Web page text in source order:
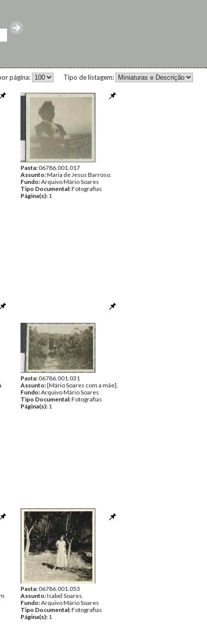
Tipo de listagem:
página:
Pasta:06786.001.017
Assunto:Maria de Jesus Barroso.
Fundo:Arquivo Mário Soares
Tipo Documental:Fotografias
Página(s): 1
Pasta:06786.001.031
Assunto:[Mário Soares com a mãe].
Fundo:Arquivo Mário Soares
Tipo Documental:Fotografias
Página(s): 1
Pasta:06786.001.053
Assunto:Isabel Soares.
Fundo:Arquivo Mário Soares
Tipo Documental:Fotografias
Página(s): 1